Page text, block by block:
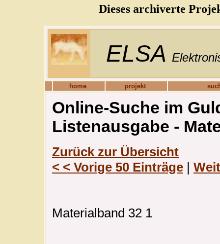
Dieses archiverte
ELSA
home projekt
Online-Suche im
Listenausgabe -
Zurück zur Übersicht
< < Vorige 50 Einträge |
Materialband 32 1